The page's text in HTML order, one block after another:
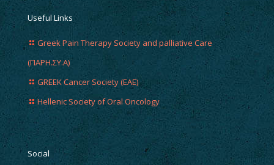
Useful Links
Greek Pain Therapy Society and palliative Care
(ΠΑΡΗ.ΣΥ.Α)
GREEK Cancer Society (EAE)
Hellenic Society of Oral Oncology
Social